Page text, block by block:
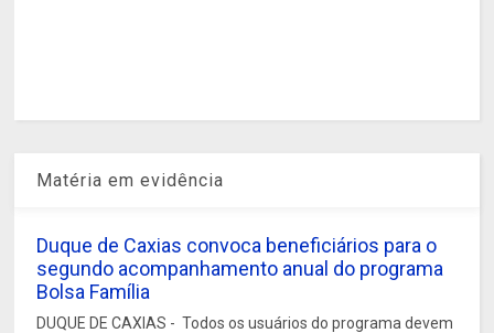
Matéria em evidência
Duque de Caxias convoca beneficiários para o
segundo acompanhamento anual do programa
Bolsa Família
DUQUE DE CAXIAS - Todos os usuários do programa devem